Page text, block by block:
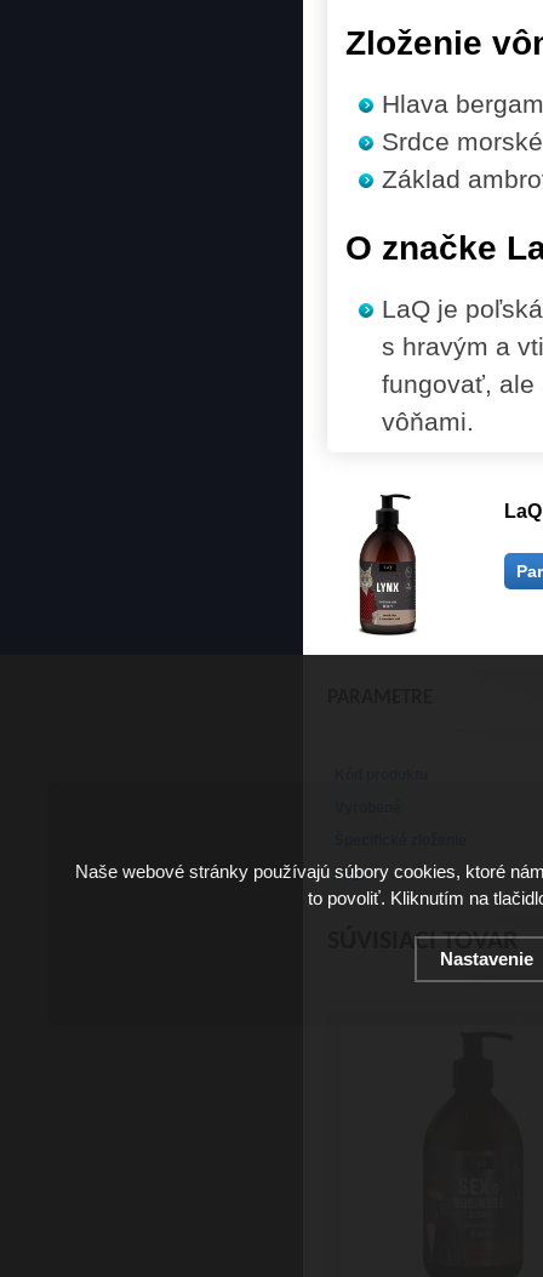
Zloženie
Hlava
Srdce
Základ
O značke
LaQ je
s hravým a
fungovať, ale
vôňami.
Vegan
SÚVISIACI TOVAR
Naše webové stránky používajú súbory cookies, ktoré
to povoliť. Kliknutím na
Nastavenie